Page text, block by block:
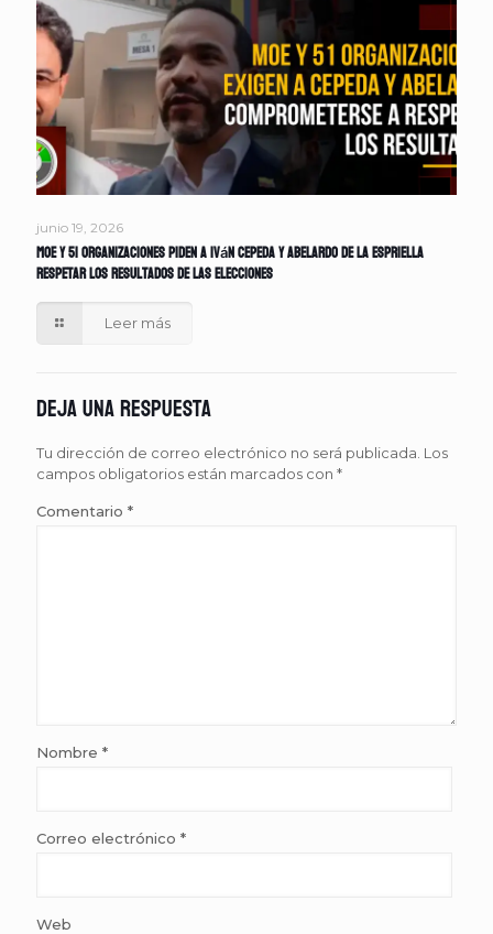
junio 19, 2026
MOE y 51 organizaciones piden a Iván Cepeda y Abelardo de la Espriella
respetar los resultados de las elecciones
Leer más
Deja una respuesta
Tu dirección de correo electrónico no será publicada. Los
campos obligatorios están marcados con *
Comentario *
Nombre *
Correo electrónico *
Web